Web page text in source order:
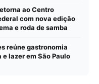
ao Centro
com nova edição
e roda de samba
reúne gastronomia
lazer em São Paulo